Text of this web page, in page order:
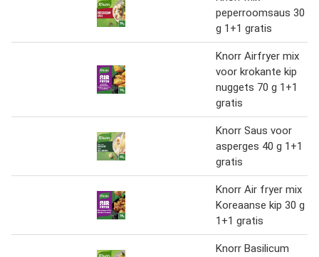
peperroomsaus 30
g 1+1 gratis
Knorr Airfryer mix
voor krokante kip
nuggets 70 g 1+1
gratis
Knorr Saus voor
asperges 40 g 1+1
gratis
Knorr Air fryer mix
Koreaanse kip 30 g
1+1 gratis
Knorr Basilicum